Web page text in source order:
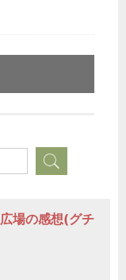
場の感想(グチ